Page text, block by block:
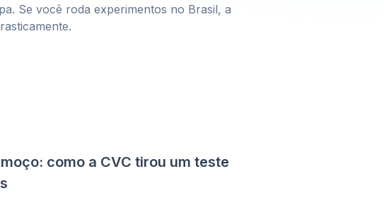
Se você roda experimentos no Brasil, a
como a CVC tirou um teste